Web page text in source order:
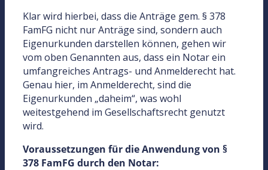
Klar wird hierbei, dass die Anträge gem. § 378
FamFG nicht nur Anträge sind, sondern auch
Eigenurkunden darstellen können, gehen wir
vom oben Genannten aus, dass ein Notar ein
umfangreiches Antrags- und Anmelderecht hat.
Genau hier, im Anmelderecht, sind die
Eigenurkunden „daheim“, was wohl
weitestgehend im Gesellschaftsrecht genutzt
wird.
Voraussetzungen für die Anwendung von §
378 FamFG durch den Notar: